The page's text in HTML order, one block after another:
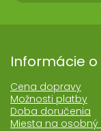
Informácie
Cena dopravy
Možnosti platby
Doba doručenia
Miesta na